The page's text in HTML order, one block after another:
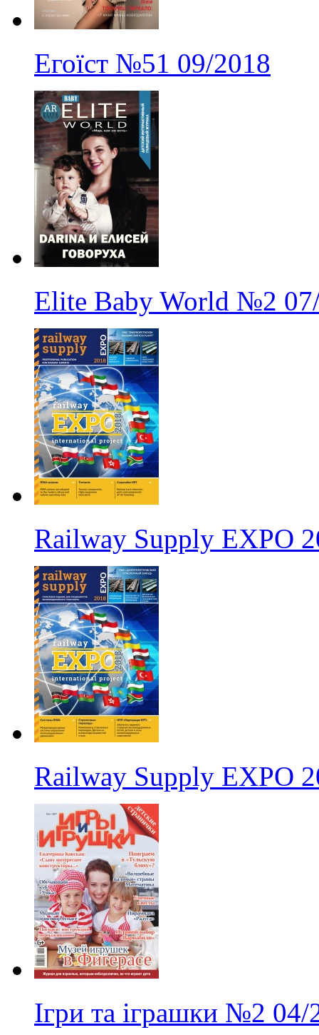
Егоїст №51 09/2018
Elite Baby World №2
Railway Supply EXPO
Railway Supply EXPO
Ігри та іграшки №2 04/